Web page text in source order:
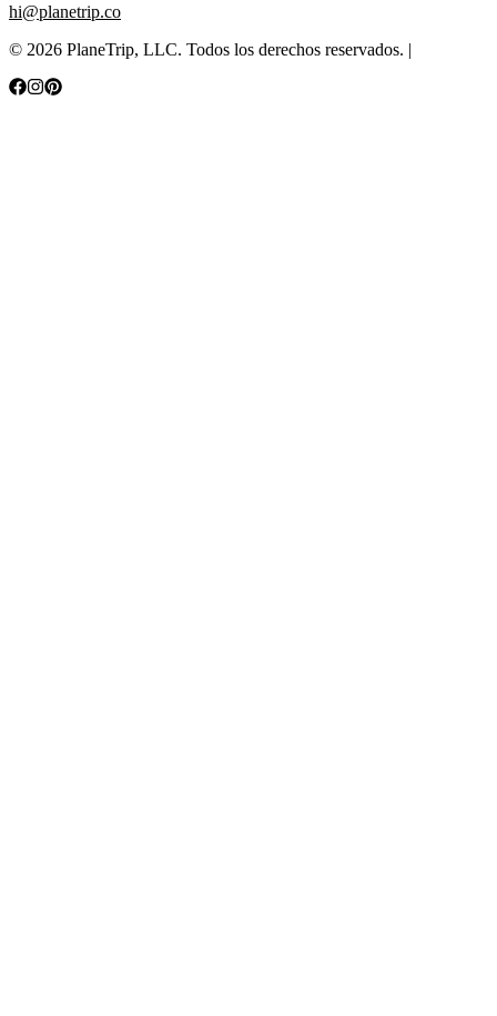
hi@planetrip.co
© 2026 PlaneTrip, LLC. Todos los derechos reservados. |